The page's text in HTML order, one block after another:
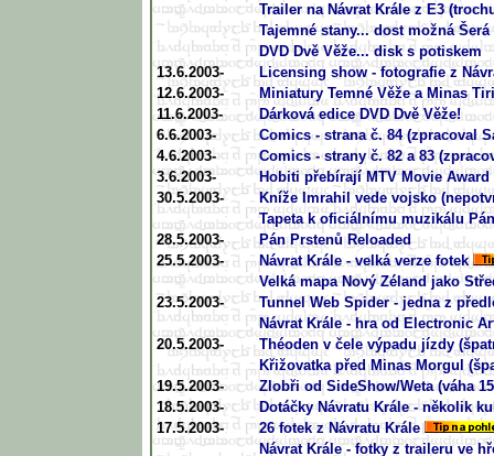
Trailer na Návrat Krále z E3
Tajemné stany... dost možná Šerá
DVD Dvě Věže... disk s potiskem
13.6.2003-
Licensing show - fotografie z
12.6.2003-
Miniatury Temné Věže a Minas
11.6.2003-
Dárková edice DVD Dvě Věže!
6.6.2003-
Comics - strana č. 84 (zpracoval
4.6.2003-
Comics - strany č. 82 a 83
3.6.2003-
Hobiti přebírají MTV Movie
30.5.2003-
Kníže Imrahil vede vojsko
Tapeta k oficiálnímu muzikálu
28.5.2003-
Pán Prstenů Reloaded
25.5.2003-
Návrat Krále - velká verze fotek
Velká mapa Nový Zéland jako
23.5.2003-
Tunnel Web Spider - jedna z
Návrat Krále - hra od Electronic
20.5.2003-
Théoden v čele výpadu jízdy
Křižovatka před Minas Morgul
19.5.2003-
Zlobři od SideShow/Weta (váha
18.5.2003-
Dotáčky Návratu Krále - několik
17.5.2003-
26 fotek z Návratu Krále
Návrat Krále - fotky z traileru ve